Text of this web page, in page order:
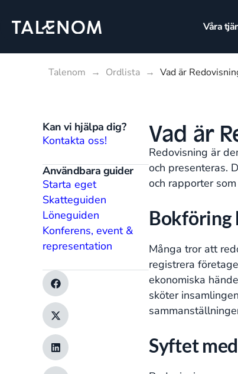
Våra
Talenom → Ordlista → Vad är
Kan vi hjälpa dig?
Kontakta oss!
Användbara guider
Starta eget
Skatteguiden
Löneguiden
Konferens, event &
representation
Vad är
Redovisning är
och presenteras.
och rapporter
Bokföring
Många tror att
registrera
ekonomiska
sköter
Syftet